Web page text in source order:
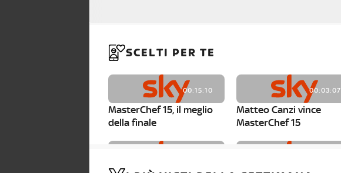
SCELTI PER TE
00:15:10
MasterChef 15, il meglio
della finale
00:03:07
Matteo Canzi vince
MasterChef 15